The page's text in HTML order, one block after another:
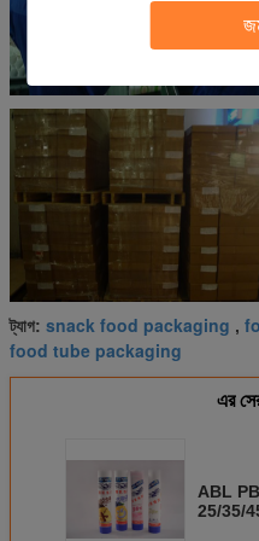
ট্যাগ: snack food packaging ,
food tube packaging
এর
ABL
25/35/45